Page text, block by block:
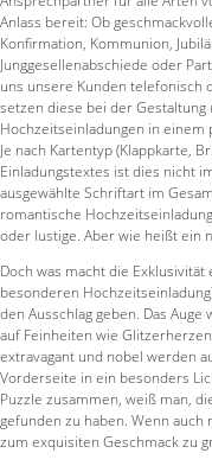
Anlass bereit: Ob
Konfirmation, Kommunion,
Junggesellenabschiede oder
uns unsere Kunden
setzen diese bei der Gestaltung
Hochzeitseinladungen in
Je nach Kartentyp (Klappkarte,
Einladungstextes ist dies nicht
ausgewählte Schriftart im
romantische
oder lustige. Aber wie heißt ein
Doch was macht die
besonderen
den Ausschlag geben. Das
auf Feinheiten wie
extravagant und nobel werden
Vorderseite in ein besonders
Puzzle zusammen, weiß man,
gefunden zu haben. Wenn
zum exquisiten Geschmack zu